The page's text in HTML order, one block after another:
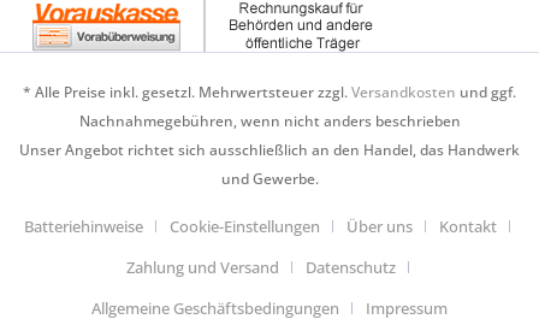
* Alle Preise inkl. gesetzl. Mehrwertsteuer zzgl.Versandkosten und ggf.
Nachnahmegebühren, wenn nicht anders beschrieben
Unser Angebot richtet sich ausschließlich an den Handel, das Handwerk
und Gewerbe.
Batteriehinweise Cookie-Einstellungen Über uns
Kontakt
Zahlung und Versand
Datenschutz
Allgemeine Geschäftsbedingungen
Impressum